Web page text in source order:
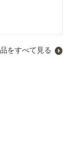
をすべて見る